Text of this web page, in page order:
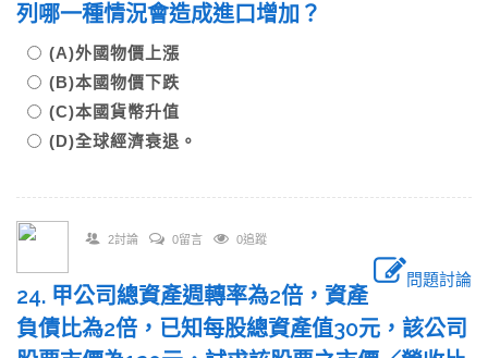
列哪一種情況會造成進口增加？
(A)外國物價上漲
(B)本國物價下跌
(C)本國貨幣升值
(D)全球經濟衰退。
2討論 0留言 0追蹤
問題討論
24. 甲公司總資產週轉率為2倍，資產
負債比為2倍，已知每股總資產值30元，該公司